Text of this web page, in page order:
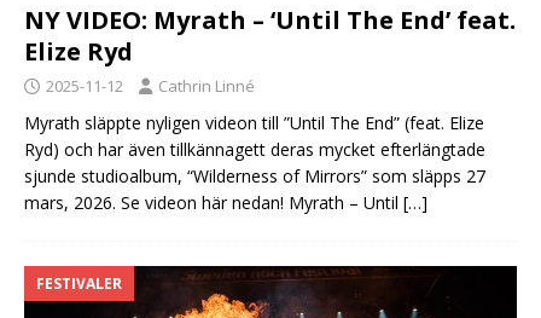
NY VIDEO: Myrath – ‘Until The End’ feat.
Elize Ryd
2025-11-12 Cathrin Linné
Myrath släppte nyligen videon till ”Until The End” (feat. Elize
Ryd) och har även tillkännagett deras mycket efterlängtade
sjunde studioalbum, “Wilderness of Mirrors” som släpps 27
mars, 2026. Se videon här nedan! Myrath – Until […]
FESTIVALER